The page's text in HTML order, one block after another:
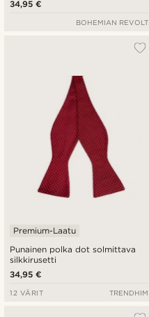
34,95 €
BOHEMIAN REVOLT
Punainen polka dot solmittava
silkkirusetti
Premium-Laatu
34,95 €
12 VÄRIT TRENDHIM